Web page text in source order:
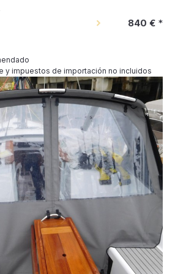
840 € *
y impuestos de importación no incluidos